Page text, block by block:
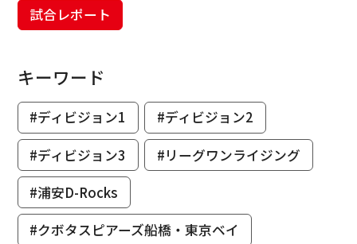
試合レポート
キーワード
#ディビジョン1
#ディビジョン2
#ディビジョン3
#リーグワンライジング
#浦安D-Rocks
#クボタスピアーズ船橋・東京ベイ